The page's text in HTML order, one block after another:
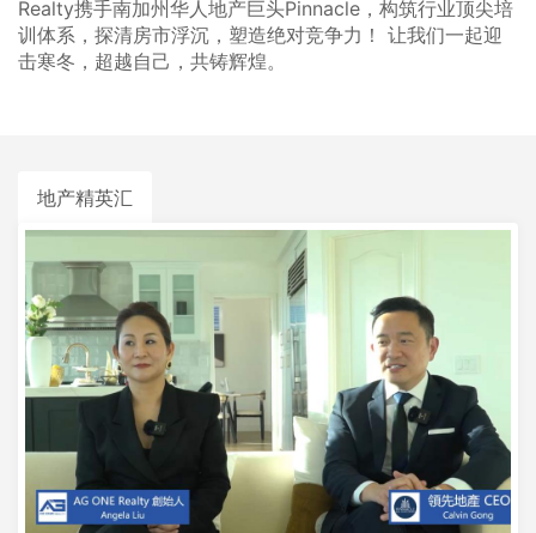
Realty携手南加州华人地产巨头Pinnacle，构筑行业顶尖培
训体系，探清房市浮沉，塑造绝对竞争力！ 让我们一起迎
击寒冬，超越自己，共铸辉煌。
地产精英汇
o